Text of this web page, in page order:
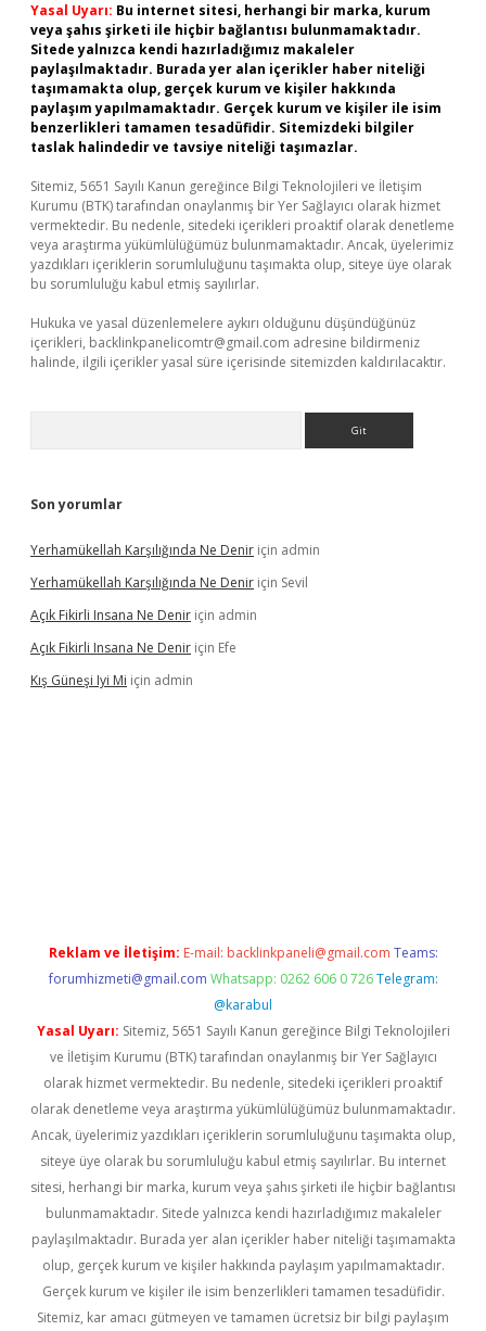
Yasal Uyarı: Bu internet sitesi, herhangi bir marka, kurum
veya şahıs şirketi ile hiçbir bağlantısı bulunmamaktadır.
Sitede yalnızca kendi hazırladığımız makaleler
paylaşılmaktadır. Burada yer alan içerikler haber niteliği
taşımamakta olup, gerçek kurum ve kişiler hakkında
paylaşım yapılmamaktadır. Gerçek kurum ve kişiler ile isim
benzerlikleri tamamen tesadüfidir. Sitemizdeki bilgiler
taslak halindedir ve tavsiye niteliği taşımazlar.
Sitemiz, 5651 Sayılı Kanun gereğince Bilgi Teknolojileri ve İletişim
Kurumu (BTK) tarafından onaylanmış bir Yer Sağlayıcı olarak hizmet
vermektedir. Bu nedenle, sitedeki içerikleri proaktif olarak denetleme
veya araştırma yükümlülüğümüz bulunmamaktadır. Ancak, üyelerimiz
yazdıkları içeriklerin sorumluluğunu taşımakta olup, siteye üye olarak
bu sorumluluğu kabul etmiş sayılırlar.
Hukuka ve yasal düzenlemelere aykırı olduğunu düşündüğünüz
içerikleri, backlinkpanelicomtr@gmail.com adresine bildirmeniz
halinde, ilgili içerikler yasal süre içerisinde sitemizden kaldırılacaktır.
Son yorumlar
Yerhamükellah Karşılığında Ne Denir için admin
Yerhamükellah Karşılığında Ne Denir için Sevil
Açık Fikirli Insana Ne Denir için admin
Açık Fikirli Insana Ne Denir için Efe
Kış Güneşi Iyi Mi için admin
Reklam ve İletişim: E-mail: backlinkpaneli@gmail.com Teams:
forumhizmeti@gmail.com Whatsapp: 0262 606 0 726 Telegram:
@karabul
Yasal Uyarı: Sitemiz, 5651 Sayılı Kanun gereğince Bilgi Teknolojileri
ve İletişim Kurumu (BTK) tarafından onaylanmış bir Yer Sağlayıcı
olarak hizmet vermektedir. Bu nedenle, sitedeki içerikleri proaktif
olarak denetleme veya araştırma yükümlülüğümüz bulunmamaktadır.
Ancak, üyelerimiz yazdıkları içeriklerin sorumluluğunu taşımakta olup,
siteye üye olarak bu sorumluluğu kabul etmiş sayılırlar. Bu internet
sitesi, herhangi bir marka, kurum veya şahıs şirketi ile hiçbir bağlantısı
bulunmamaktadır. Sitede yalnızca kendi hazırladığımız makaleler
paylaşılmaktadır. Burada yer alan içerikler haber niteliği taşımamakta
olup, gerçek kurum ve kişiler hakkında paylaşım yapılmamaktadır.
Gerçek kurum ve kişiler ile isim benzerlikleri tamamen tesadüfidir.
Sitemiz, kar amacı gütmeyen ve tamamen ücretsiz bir bilgi paylaşım